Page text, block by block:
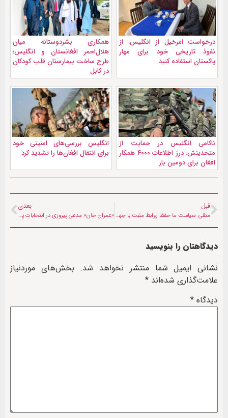
درخواست امرخیل از انگلیس: از
نفوذ تاریخی خود برای مهار
پاکستان استفاده کنید
همکاری بشردوستانه میان
هلال‌احمر افغانستان و انگلیس؛
طرح ساخت بیمارستان قلب کودکان
در کابل
ناکامی انگلیس در حمایت از
متحدینش: درز اطلاعات ۴۰۰۰ همکار
افغان برای دومین بار
انگلیس بررسی‌های امنیتی خود
برای انتقال افغان‌ها را تشدید کرد
قبل
متقی: سیاست ما حفظ روابط مثبت با جهان است
بعدی
«عمران خان» مدعی پیروزی در انتخابات پاکستان شد
دیدگاهتان را بنویسید
نشانی ایمیل شما منتشر نخواهد شد. بخش‌های موردنیاز
علامت‌گذاری شده‌اند *
دیدگاه *